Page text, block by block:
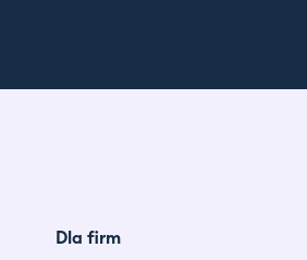
Dla firm